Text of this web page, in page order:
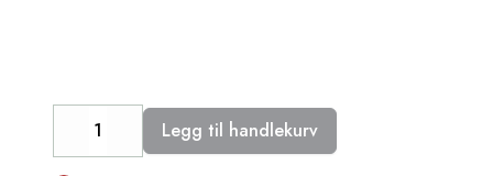
DecreaseIncreaseLegg til handlekurv